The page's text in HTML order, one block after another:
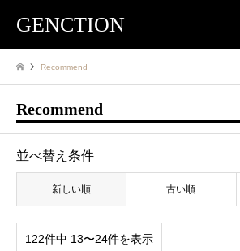
GENCTION
Recommend
Recommend
並べ替え条件
新しい順 古い順
122件中 13〜24件を表示